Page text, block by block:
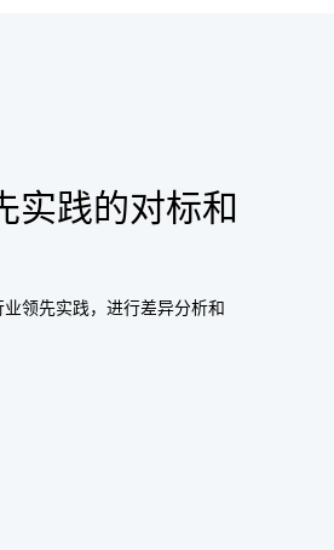
实践的对标和
领先实践，进行差异分析和